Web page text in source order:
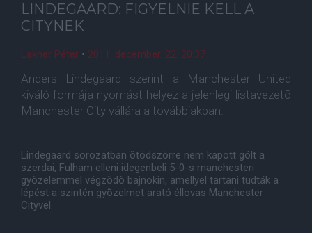
LINDEGAARD: FIGYELNIE KELL A
CITYNEK
Lakner Péter • 2011. december. 22. 20:37
Anders Lindegaard szerint a Manchester United
kiváló formája nyomást helyez a jelenlegi listavezetõ
Manchester City vállára a továbbiakban.
Lindegaard sorozatban ötödszörre nem kapott gólt a
szerdai, Fulham elleni idegenbeli 5-0-s manchesteri
gyõzelemmel végzõdõ bajnokin, amellyel tartani tudták a
lépést a szintén gyõzelmet arató éllovas Manchester
Cityvel.